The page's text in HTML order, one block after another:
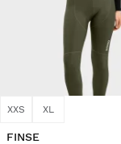
XXS XL
FINSE